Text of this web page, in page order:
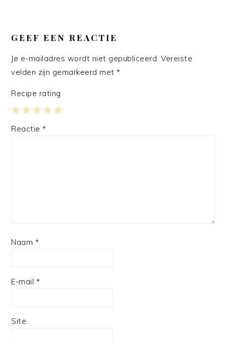
GEEF EEN REACTIE
Je e-mailadres wordt niet gepubliceerd. Vereiste
velden zijn gemarkeerd met*
Recipe rating
4
3
2
1
Reactie*
Naam *
E-mail *
Site